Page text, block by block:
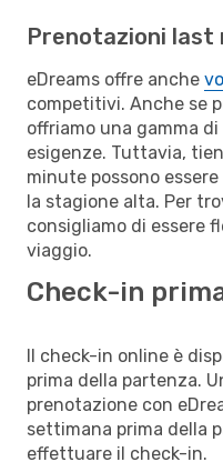
Prenotazioni last
eDreams offre anche
competitivi. Anche se
offriamo una gamma
esigenze. Tuttavia,
minute possono
la stagione alta. Per
consigliamo di essere
viaggio.
Check-in
Il check-in online è
prima della partenza.
prenotazione con
settimana prima della
effettuare il check-in.